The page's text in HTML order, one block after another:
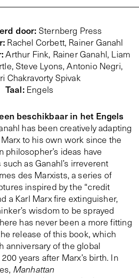
door: Sternberg Press
: Rachel Corbett, Rainer Ganahl
:Arthur Fink, Rainer Ganahl, Liam
Steve Lyons, Antonio Negri,
Chakravorty Spivak
Taal: Engels
beschikbaar in het Engels
has been creatively adapting
to his own work since the
philosopher’s ideas have
as Ganahl’s irreverent
des Marxists, a series of
inspired by the “credit
a Karl Marx fire extinguisher,
wisdom to be sprayed
has never been a more fitting
release of this book, which
anniversary of the global
years after Marx’s birth. In
Manhattan